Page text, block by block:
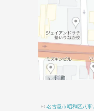
© 名古屋市昭和区八